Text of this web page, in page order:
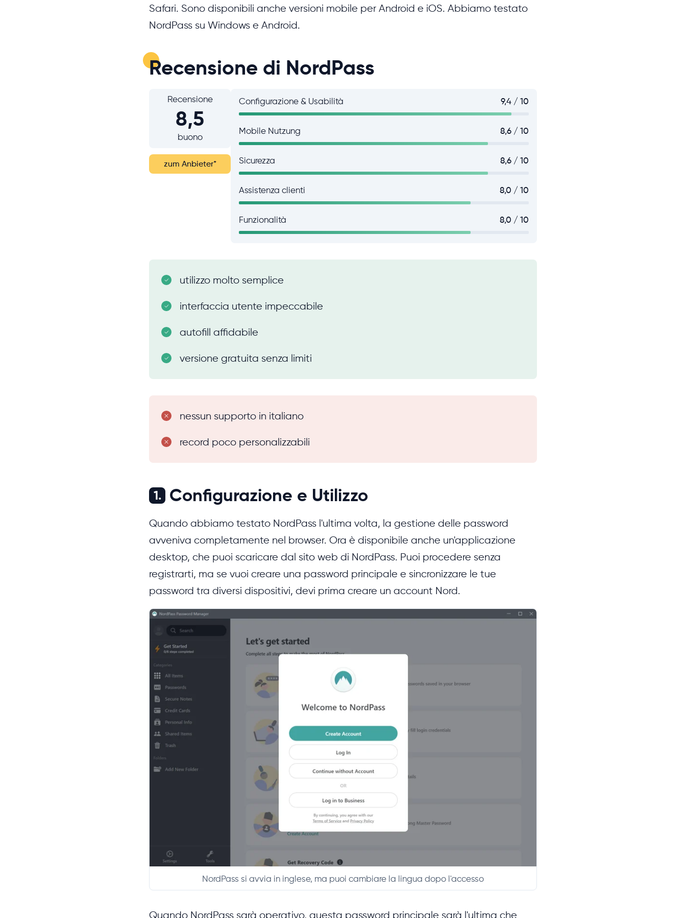
Safari. Sono disponibili anche versioni mobile per Android e iOS. Abbiamo testato
NordPass su Windows e Android.
Recensione di NordPass
Recensione
8,5
buono
zum Anbieter*
Configurazione & Usabilità 9,4 / 10
Mobile Nutzung 8,6 / 10
Sicurezza 8,6 / 10
Assistenza clienti 8,0 / 10
Funzionalità 8,0 / 10
utilizzo molto semplice
interfaccia utente impeccabile
autofill affidabile
versione gratuita senza limiti
nessun supporto in italiano
record poco personalizzabili
1. Configurazione e Utilizzo
Quando abbiamo testato NordPass l'ultima volta, la gestione delle password
avveniva completamente nel browser. Ora è disponibile anche un'applicazione
desktop, che puoi scaricare dal sito web di NordPass. Puoi procedere senza
registrarti, ma se vuoi creare una password principale e sincronizzare le tue
password tra diversi dispositivi, devi prima creare un account Nord.
NordPass si avvia in inglese, ma puoi cambiare la lingua dopo l'accesso
Quando NordPass sarà operativo, questa password principale sarà l'ultima che